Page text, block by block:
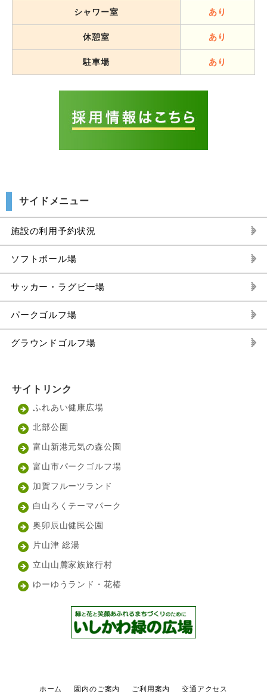
シャワー室 あり
休憩室 あり
駐車場 あり
サイドメニュー
施設の利用予約状況
ソフトボール場
サッカー・ラグビー場
パークゴルフ場
グラウンドゴルフ場
サイトリンク
ふれあい健康広場
北部公園
富山新港元気の森公園
富山市パークゴルフ場
加賀フルーツランド
白山ろくテーマパーク
奥卯辰山健民公園
片山津 総湯
立山山麓家族旅行村
ゆーゆうランド・花椿
ホーム 園内のご案内 ご利用案内 交通アクセス